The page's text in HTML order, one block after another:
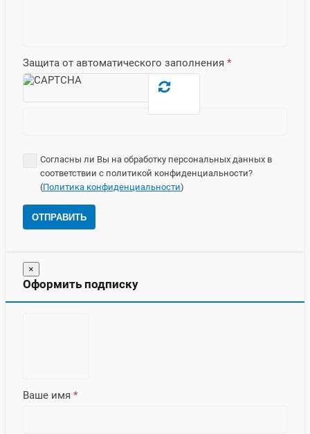
Защита от автоматического заполнения *
Согласны ли Вы на обработку персональных данных в
соответствии с политикой конфиденциальности?
(Политика конфиденциальности)
ОТПРАВИТЬ
×
Оформить подписку
Ваше имя *